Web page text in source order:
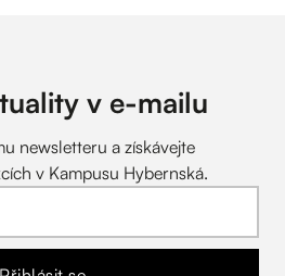
v e-mailu
newsletteru a získávejte
v Kampusu Hybernská.